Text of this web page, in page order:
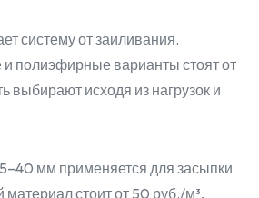
систему от заиливания.
полиэфирные варианты стоят от
выбирают исходя из нагрузок и
мм применяется для засыпки
стоит от 50 руб./м³,